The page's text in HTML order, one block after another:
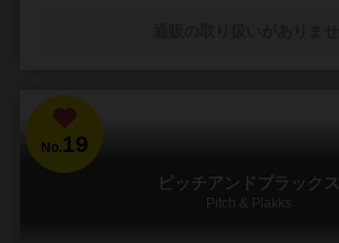
No.19
ピッチアンドプラックス
Pitch & Plakks